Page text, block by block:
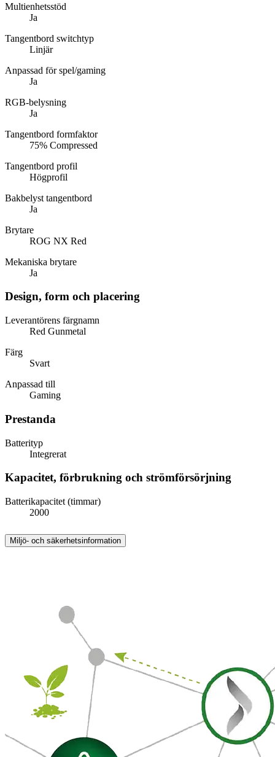
Multienhetsstöd
Ja
Tangentbord switchtyp
Linjär
Anpassad för spel/gaming
Ja
RGB-belysning
Ja
Tangentbord formfaktor
75% Compressed
Tangentbord profil
Högprofil
Bakbelyst tangentbord
Ja
Brytare
ROG NX Red
Mekaniska brytare
Ja
Design, form och placering
Leverantörens färgnamn
Red Gunmetal
Färg
Svart
Anpassad till
Gaming
Prestanda
Batterityp
Integrerat
Kapacitet, förbrukning och strömförsörjning
Batterikapacitet (timmar)
2000
Miljö- och säkerhetsinformation